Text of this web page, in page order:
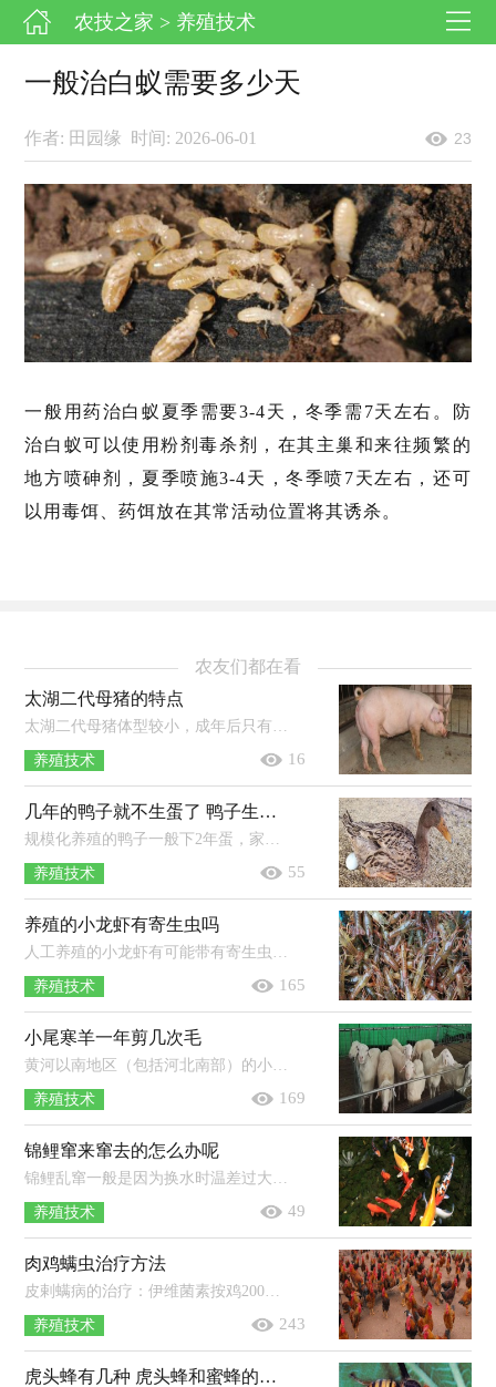
农技之家 > 养殖技术
一般治白蚁需要多少天
作者: 田园缘 时间: 2026-06-01 23
一般用药治白蚁夏季需要3-4天，冬季需7天左右。防
治白蚁可以使用粉剂毒杀剂，在其主巢和来往频繁的
地方喷砷剂，夏季喷施3-4天，冬季喷7天左右，还可
以用毒饵、药饵放在其常活动位置将其诱杀。
农友们都在看
太湖二代母猪的特点
太湖二代母猪体型较小，成年后只有200-300斤，较早熟，初次发情为30-40斤，繁殖力高，三胎之后每次可下18-24头仔猪，泌乳力强，皮薄，肉质鲜美；外...
养殖技术 16
几年的鸭子就不生蛋了 鸭子生蛋需要公鸭吗
规模化养殖的鸭子一般下2年蛋，家养的鸭子一般能下3-4年蛋，之后应予以淘汰。鸭子一年中有两个产蛋高峰期，一个在3-5月份，另一个在8-10...
养殖技术 55
养殖的小龙虾有寄生虫吗
人工养殖的小龙虾有可能带有寄生虫，因为小龙虾与其它淡水鱼虾一样会受到养殖环境、水质条件等因素的影响而容易感染寄生虫，但是只要...
养殖技术 165
小尾寒羊一年剪几次毛
黄河以南地区（包括河北南部）的小尾寒羊一年剪毛两次，五一剪冬春毛，十一剪夏秋毛；东北三省、甘肃、宁夏、内蒙、新疆以及西藏地区的小尾...
养殖技术 169
锦鲤窜来窜去的怎么办呢
养殖技术 49
肉鸡螨虫治疗方法
养殖技术 243
虎头蜂有几种 虎头蜂和蜜蜂的区别